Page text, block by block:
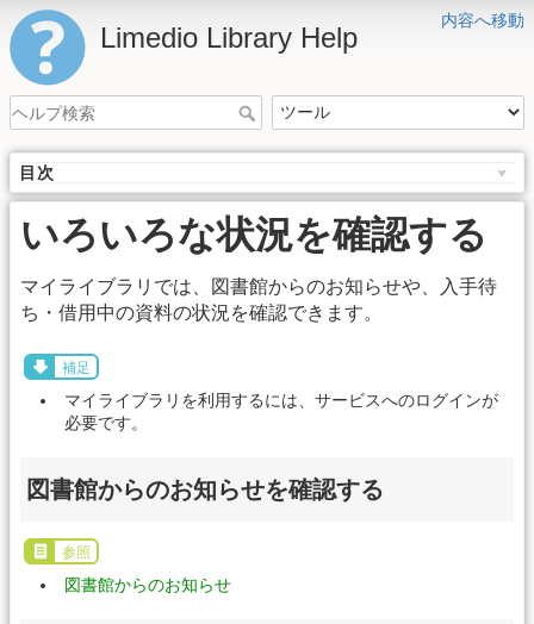
内容へ移動
Limedio Library Help
目次
いろいろな状況を確認する
マイライブラリでは、図書館からのお知らせや、入手待
ち・借用中の資料の状況を確認できます。
補足
マイライブラリを利用するには、サービスへのログインが
必要です。
図書館からのお知らせを確認する
参照
図書館からのお知らせ